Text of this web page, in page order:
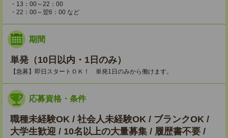
・13：00～22：00
・22：00～翌6：00 など
期間
単発（10日以内・1日のみ）
【急募】即日スタートＯＫ！ 単発1日のみから働けます。
応募資格・条件
職種未経験OK / 社会人未経験OK / ブランクOK /
大学生歓迎 / 10名以上の大量募集 / 履歴書不要 /